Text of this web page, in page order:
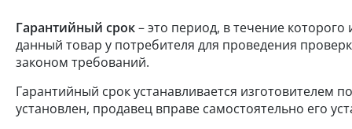
Гарантийный срок– это период, в течение которого
данный товар у потребителя для проведения
законом требований.
Гарантийный срок устанавливается изготовителем
установлен, продавец вправе самостоятельно его